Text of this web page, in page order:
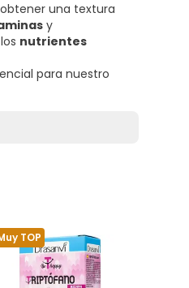
una textura
y
nutrientes
para nuestro
TOP